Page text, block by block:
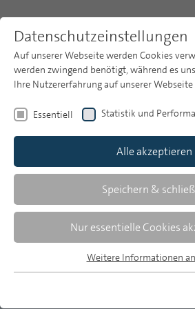
Publikationsarchiv
MP 29/2025: ARD/ZDF-Medienstudie
Ergebnisse der ARD/
2025
Zunehmend digital: Zur
Publikums ab 50 Jahren.
Medienstudie 2025
MP 29/2025
Datenschutzeinstellungen
Auf unserer Webseite werden Cookies
werden zwingend benötigt, während es
Ihre Nutzererfahrung auf unserer Webseite
Essentiell Statistik und
Alle akzeptieren
Speichern &
Nur essentielle Cookies
Essentielle Cookies werden für
Weitere Informationen